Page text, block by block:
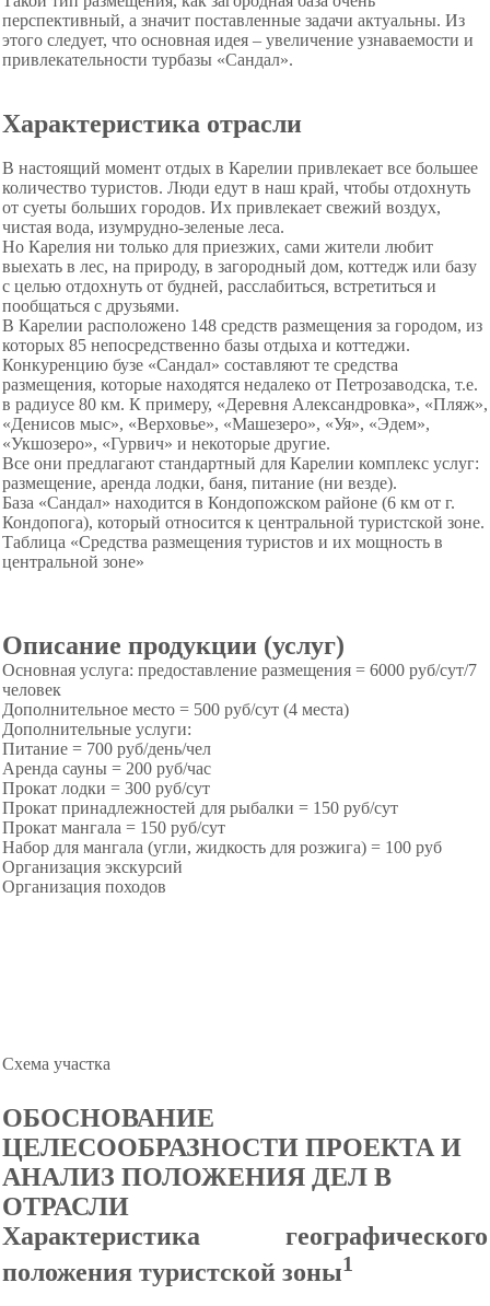
перспективный, а значит поставленные задачи актуальны. Из
этого следует, что основная идея – увеличение узнаваемости и
привлекательности турбазы «Сандал».
Характеристика отрасли
В настоящий момент отдых в Карелии привлекает все большее
количество туристов. Люди едут в наш край, чтобы отдохнуть
от суеты больших городов. Их привлекает свежий воздух,
чистая вода, изумрудно-зеленые леса.
Но Карелия ни только для приезжих, сами жители любит
выехать в лес, на природу, в загородный дом, коттедж или базу
с целью отдохнуть от будней, расслабиться, встретиться и
пообщаться с друзьями.
В Карелии расположено 148 средств размещения за городом, из
которых 85 непосредственно базы отдыха и коттеджи.
Конкуренцию бузе «Сандал» составляют те средства
размещения, которые находятся недалеко от Петрозаводска, т.е.
в радиусе 80 км. К примеру, «Деревня Александровка», «Пляж»,
«Денисов мыс», «Верховье», «Машезеро», «Уя», «Эдем»,
«Укшозеро», «Гурвич» и некоторые другие.
Все они предлагают стандартный для Карелии комплекс услуг:
размещение, аренда лодки, баня, питание (ни везде).
База «Сандал» находится в Кондопожском районе (6 км от г.
Кондопога), который относится к центральной туристской зоне.
Таблица «Средства размещения туристов и их мощность в
центральной зоне»
Описание продукции (услуг)
Основная услуга: предоставление размещения = 6000 руб/сут/7
человек
Дополнительное место = 500 руб/сут (4 места)
Дополнительные услуги:
Питание = 700 руб/день/чел
Аренда сауны = 200 руб/час
Прокат лодки = 300 руб/сут
Прокат принадлежностей для рыбалки = 150 руб/сут
Прокат мангала = 150 руб/сут
Набор для мангала (угли, жидкость для розжига) = 100 руб
Организация экскурсий
Организация походов
Схема участка
ОБОСНОВАНИЕ
ЦЕЛЕСООБРАЗНОСТИ ПРОЕКТА И
АНАЛИЗ ПОЛОЖЕНИЯ ДЕЛ В
ОТРАСЛИ
Характеристика географического
положения туристской зоны1